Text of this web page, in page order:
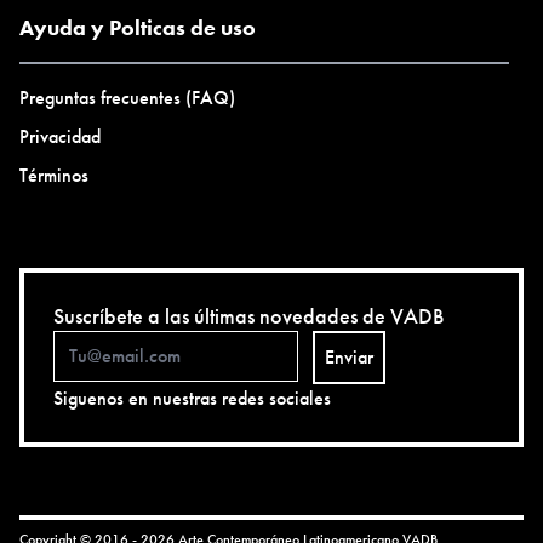
Ayuda y Polticas de uso
Preguntas frecuentes (FAQ)
Privacidad
Términos
Suscríbete a las últimas novedades de VADB
Enviar
Siguenos en nuestras redes sociales